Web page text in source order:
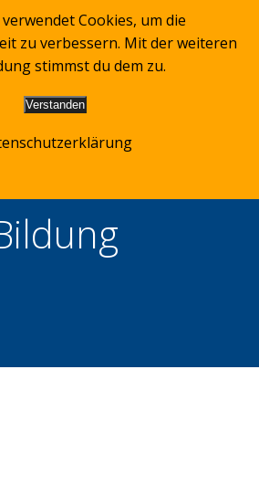
Zum
Inhalt
springen
Cookies, um die
zu verbessern. Mit der weiteren
stimmst du dem zu.
Verstanden